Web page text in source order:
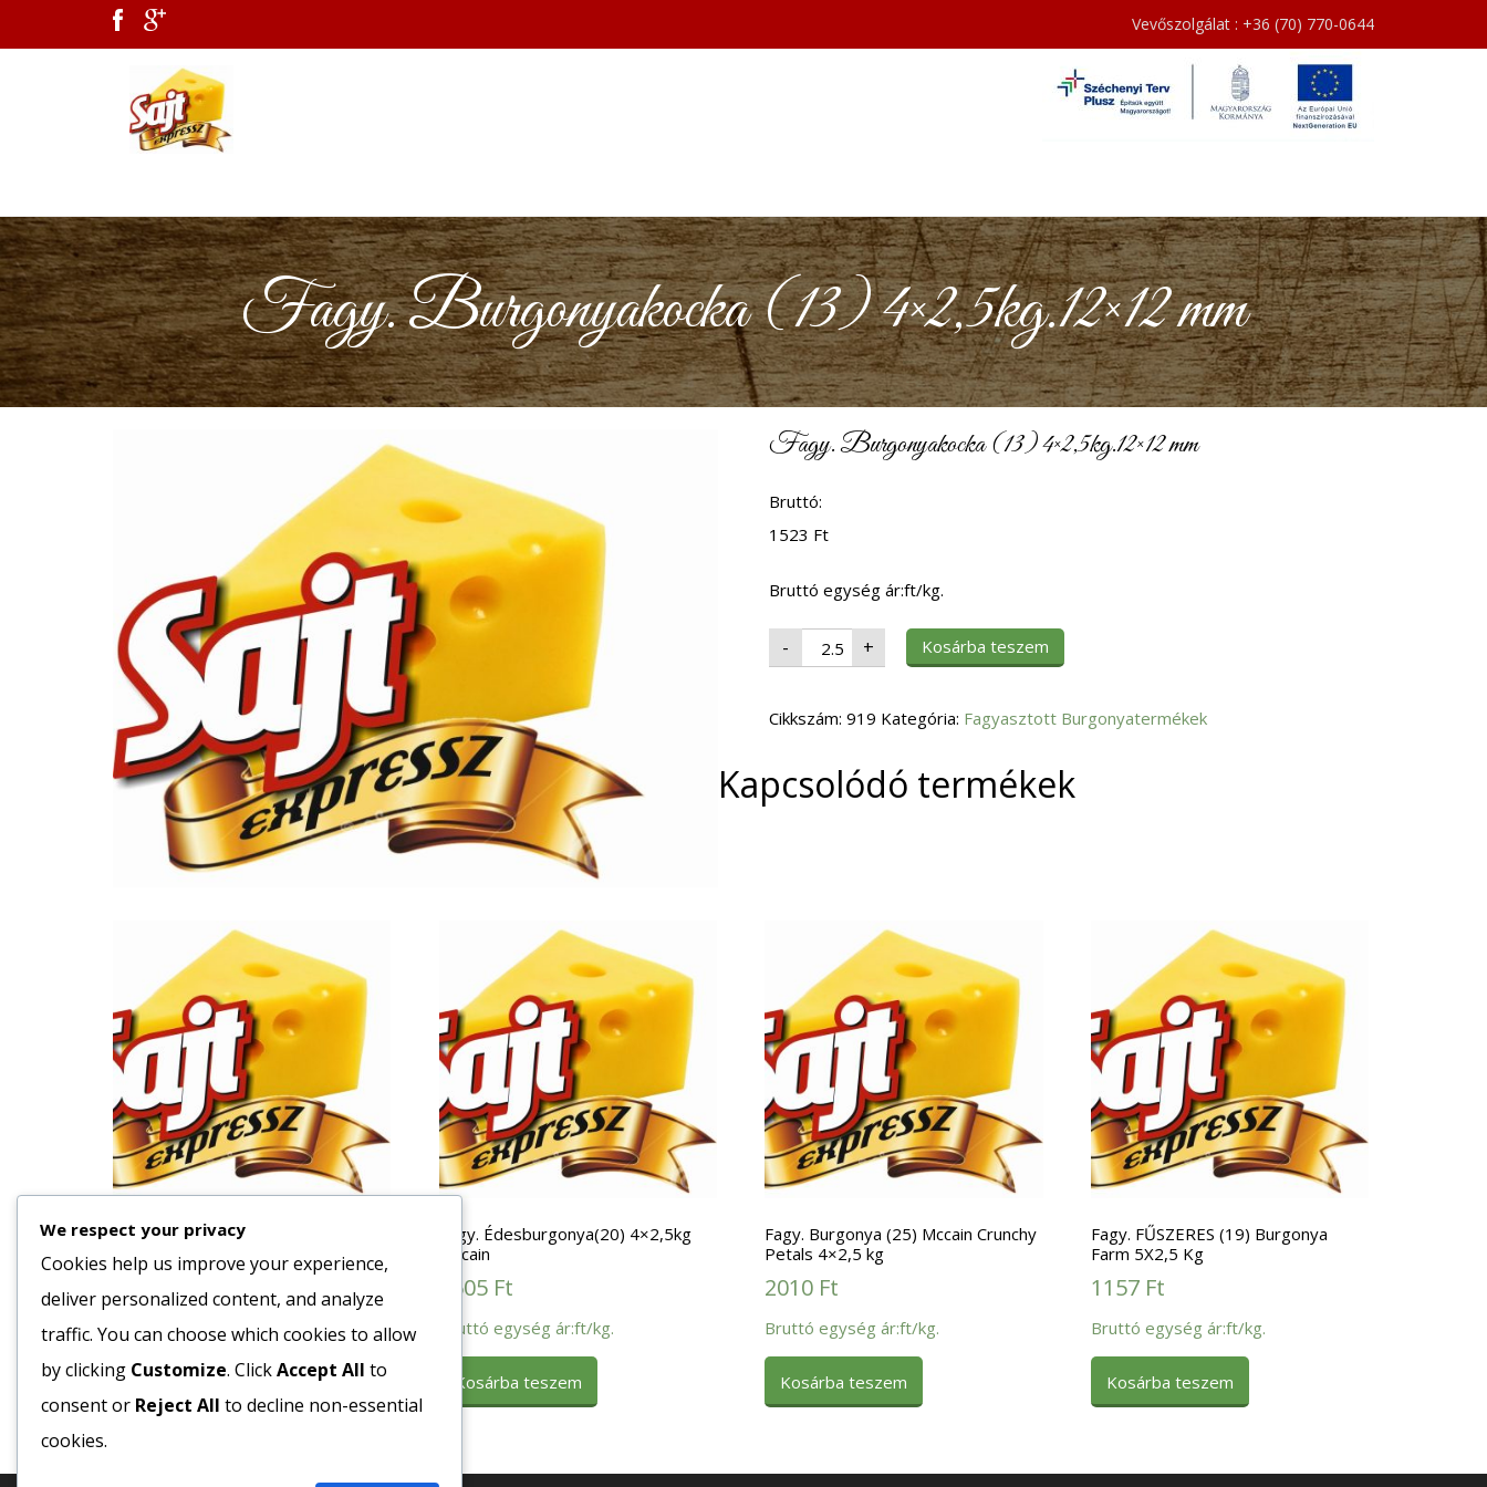
Vevőszolgálat : +36 (70) 770-0644
Fagy. Burgonyakocka (13) 4×2,5kg.12×12 mm
Fagy. Burgonyakocka (13) 4×2,5kg.12×12 mm
Bruttó:
1523 Ft
Bruttó egység ár:ft/kg.
- Fagy.
Burgonyakocka
(13)
mennyiség
+ Kosárba teszem
Cikkszám: 919 Kategória: Fagyasztott Burgonyatermékek
Kapcsolódó termékek
Fagy. Hasábburgonya (29) U alakú
(Fry N Dip) 5X2,5kg Mc Cain
Ft
Bruttó egység ár:ft/kg.
Kosárba teszem
Fagy. Édesburgonya(20) 4×2,5kg
mccain
2605 Ft
Bruttó egység ár:ft/kg.
Kosárba teszem
Fagy. Burgonya (25) Mccain Crunchy
Petals 4×2,5 kg
2010 Ft
Bruttó egység ár:ft/kg.
Kosárba teszem
Fagy. FŰSZERES (19) Burgonya
Farm 5X2,5 Kg
1157 Ft
Bruttó egység ár:ft/kg.
Kosárba teszem
We respect your privacy
Cookies help us improve your experience,
deliver personalized content, and analyze
traffic. You can choose which cookies to allow
by clicking Customize. ClickAccept All to
consent or Reject All to decline non-essential
cookies.